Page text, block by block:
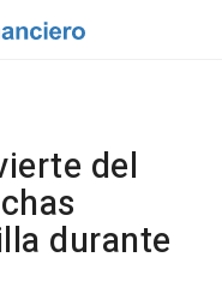
del
durante